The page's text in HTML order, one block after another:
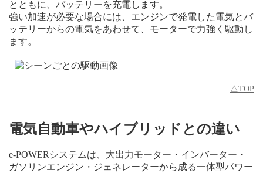
とともに、バッテリーを充電します。
強い加速が必要な場合には、エンジンで発電した電気とバ
ッテリーからの電気をあわせて、モーターで力強く駆動し
ます。
△TOP
電気自動車やハイブリッドとの違い
e-POWERシステムは、大出力モーター・インバーター・
ガソリンエンジン・ジェネレーターから成る一体型パワー